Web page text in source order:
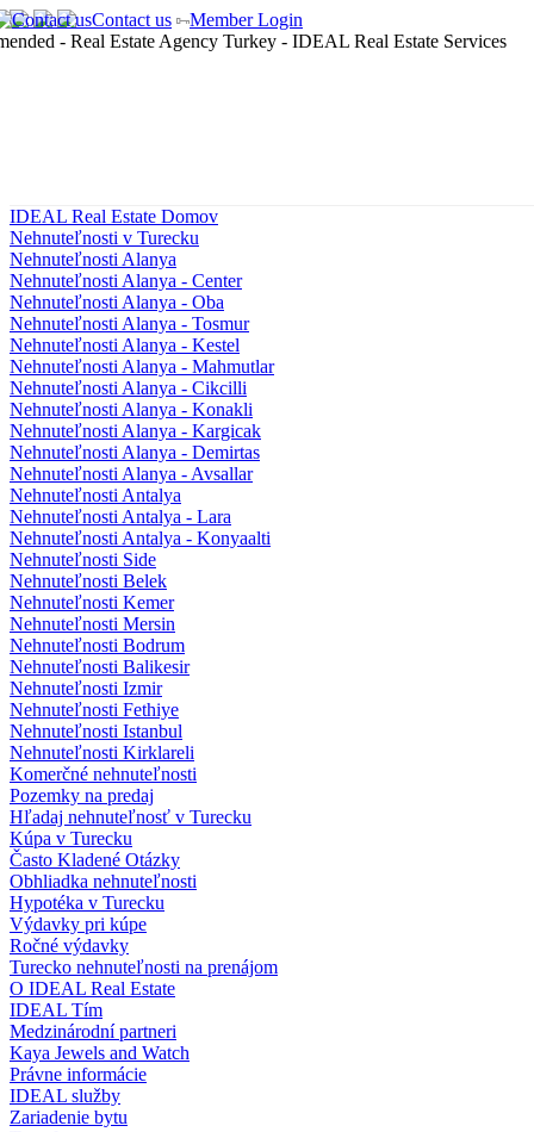
Contact us Member Login
IDEAL Real Estate Domov
Nehnuteľnosti v Turecku
Nehnuteľnosti Alanya
Nehnuteľnosti Alanya - Center
Nehnuteľnosti Alanya - Oba
Nehnuteľnosti Alanya - Tosmur
Nehnuteľnosti Alanya - Kestel
Nehnuteľnosti Alanya - Mahmutlar
Nehnuteľnosti Alanya - Cikcilli
Nehnuteľnosti Alanya - Konakli
Nehnuteľnosti Alanya - Kargicak
Nehnuteľnosti Alanya - Demirtas
Nehnuteľnosti Alanya - Avsallar
Nehnuteľnosti Antalya
Nehnuteľnosti Antalya - Lara
Nehnuteľnosti Antalya - Konyaalti
Nehnuteľnosti Side
Nehnuteľnosti Belek
Nehnuteľnosti Kemer
Nehnuteľnosti Mersin
Nehnuteľnosti Bodrum
Nehnuteľnosti Balikesir
Nehnuteľnosti Izmir
Nehnuteľnosti Fethiye
Nehnuteľnosti Istanbul
Nehnuteľnosti Kirklareli
Komerčné nehnuteľnosti
Pozemky na predaj
Hľadaj nehnuteľnosť v Turecku
Kúpa v Turecku
Často Kladené Otázky
Obhliadka nehnuteľnosti
Hypotéka v Turecku
Výdavky pri kúpe
Ročné výdavky
Turecko nehnuteľnosti na prenájom
O IDEAL Real Estate
IDEAL Tím
Medzinárodní partneri
Kaya Jewels and Watch
Právne informácie
IDEAL služby
Zariadenie bytu